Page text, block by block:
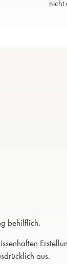
nicht
behilflich.
aus.